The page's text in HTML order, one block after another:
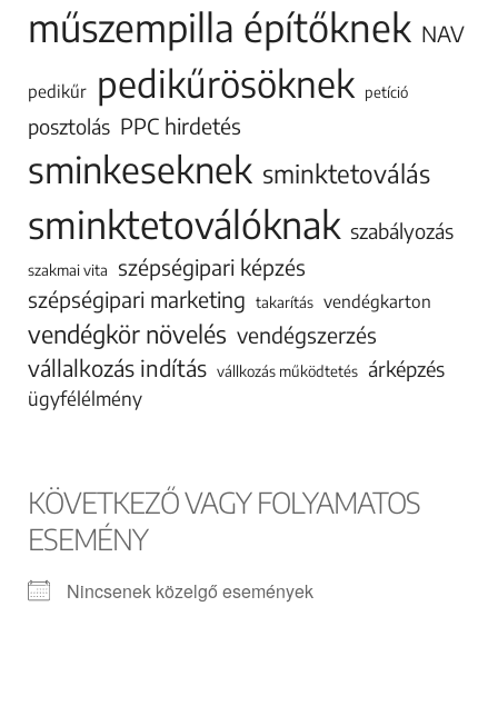
műszempilla építőknek NAV
pedikűr pedikűrösöknek petíció
posztolás PPC hirdetés
sminkeseknek sminktetoválás
sminktetoválóknak szabályozás
szakmai vita
szépségipari képzés
szépségipari marketing takarítás vendégkarton
vendégkör növelés vendégszerzés
vállalkozás indítás vállkozás működtetés árképzés
ügyfélélmény
KÖVETKEZŐ VAGY FOLYAMATOS
ESEMÉNY
Nincsenek közelgő események